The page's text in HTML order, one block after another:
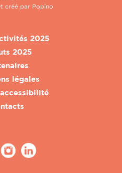
créé par Popino
2025
2025
légales